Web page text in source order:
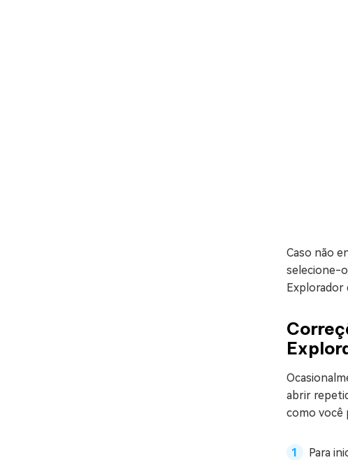
Caso não
selecione-
Explorador
abrir
como você
Para